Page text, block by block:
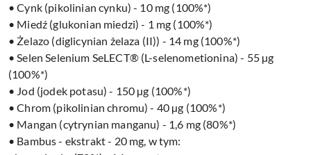
• Cynk (pikolinian cynku) - 10 mg (100%*)
• Miedź (glukonian miedzi) - 1 mg (100%*)
• Żelazo (diglicynian żelaza (II)) - 14 mg (100%*)
• Selen Selenium SeLECT® (L-selenometionina) - 55 µg
(100%*)
• Jod (jodek potasu) - 150 µg (100%*)
• Chrom (pikolinian chromu) - 40 µg (100%*)
• Mangan (cytrynian manganu) - 1,6 mg (80%*)
• Bambus - ekstrakt - 20 mg, w tym: